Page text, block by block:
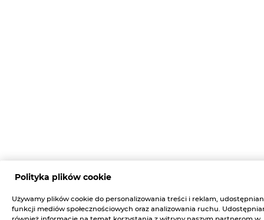
Polityka plików cookie
Używamy plików cookie do personalizowania treści i reklam,
funkcji mediów społecznościowych oraz analizowania ruchu.